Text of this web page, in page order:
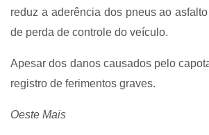
reduz a aderência dos pneus ao
de perda de controle do veículo.
Apesar dos danos causados pelo
registro de ferimentos graves.
Oeste Mais